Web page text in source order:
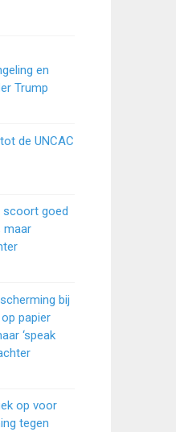
en
Trump
de UNCAC
scoort goed
maar
bij
papier
‘speak
op voor
tegen